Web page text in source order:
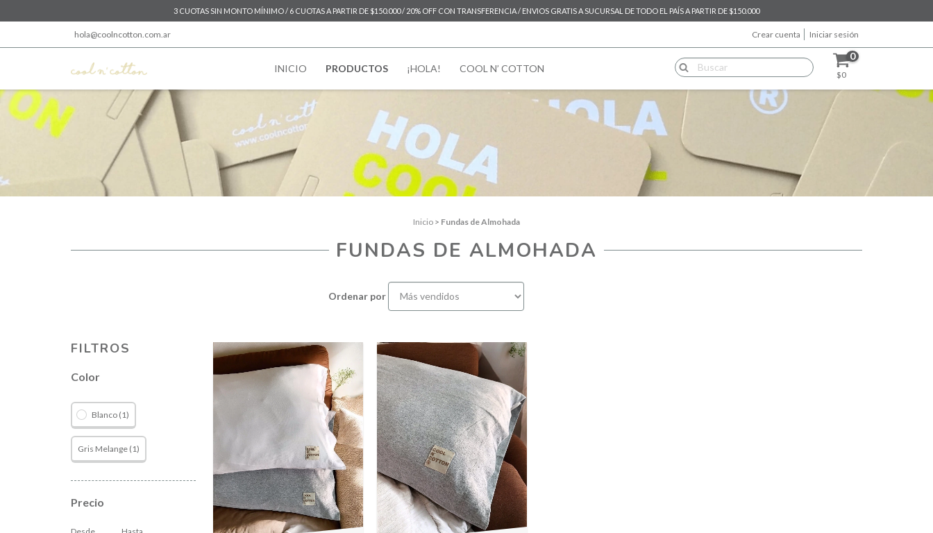
3 CUOTAS SIN MONTO MÍNIMO / 6 CUOTAS A PARTIR DE $150.000 / 20% OFF CON TRANSFERENCIA / ENVIOS GRATIS A SUCURSAL DE TODO EL PAÍS A PARTIR DE $150.000
hola@coolncotton.com.ar Crear cuenta Iniciar sesión
INICIO PRODUCTOS ¡HOLA! COOL N’ COTTON
0
$0
Inicio > Fundas de Almohada
FUNDAS DE ALMOHADA
Ordenar por
FILTROS
Color
Blanco (1)
Gris Melange (1)
Precio